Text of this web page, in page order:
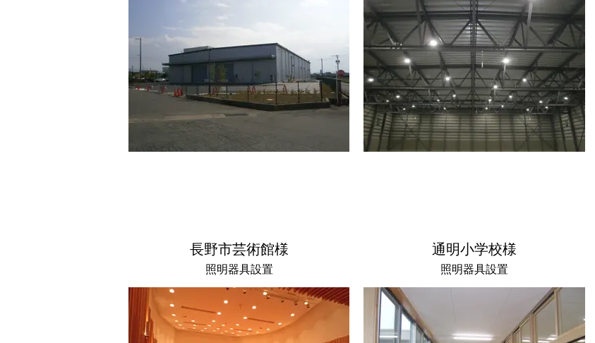
長野市芸術館様
照明器具設置
通明小学校様
照明器具設置